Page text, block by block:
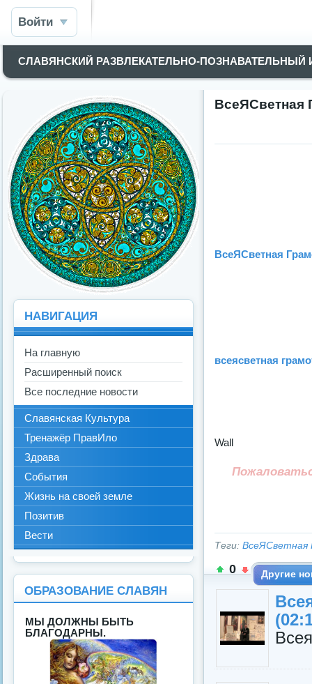
Войти
СЛАВЯНСКИЙ РАЗВЛЕКАТЕЛЬНО-
ВсеЯСветная
ВсеЯСветная
всеясветная
Wall
Теги: ВсеЯСветная
0 Другие
НАВИГАЦИЯ
На главную
Расширенный поиск
Все последние новости
Славянская Культура
Тренажёр ПравИло
Здрава
События
Жизнь на своей земле
Позитив
Вести
ОБРАЗОВАНИЕ СЛАВЯН
МЫ ДОЛЖНЫ БЫТЬ
БЛАГОДАРНЫ.